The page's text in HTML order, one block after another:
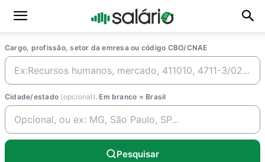
Cargo, profissão, setor da emresa ou código CBO/CNAE
Cidade/estado (opcional). Em branco = Brasil
Pesquisar